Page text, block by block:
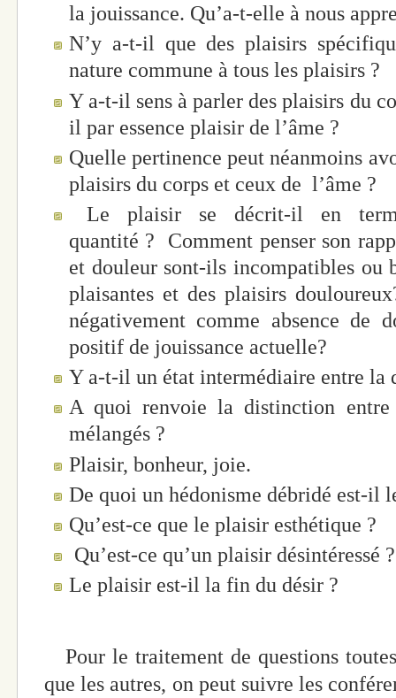
la jouissance. Qu’a-t-elle à nous
N’y a-t-il que des plaisirs
nature commune à tous les plaisirs ?
Y a-t-il sens à parler des plaisirs du
il par essence plaisir de l’âme ?
Quelle pertinence peut néanmoins
plaisirs du corps et ceux de l’âme ?
Le plaisir se décrit-il en
quantité ? Comment penser son
et douleur sont-ils incompatibles ou
plaisantes et des plaisirs
négativement comme absence de
positif de jouissance actuelle?
Y a-t-il un état intermédiaire entre
A quoi renvoie la distinction
mélangés ?
Plaisir, bonheur, joie.
De quoi un hédonisme débridé est-il
Qu’est-ce que le plaisir esthétique ?
Qu’est-ce qu’un plaisir désintéressé ?
Le plaisir est-il la fin du désir ?
Pour le traitement de questions
que les autres, on peut suivre les